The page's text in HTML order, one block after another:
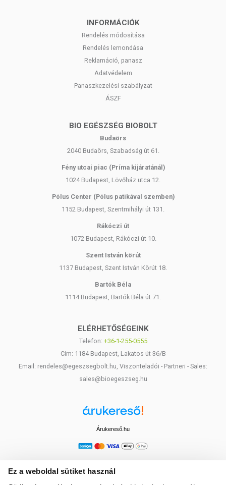
Ez a weboldal sütiket használ
INFORMÁCIÓK
Rendelés módosítása
Rendelés lemondása
Reklamáció, panasz
Adatvédelem
Panaszkezelési szabályzat
ÁSZF
BIO EGÉSZSÉG BIOBOLT
Budaörs
2040 Budaörs, Szabadság út 61.
Fény utcai piac (Príma kijáratánál)
1024 Budapest, Lövőház utca 12.
Pólus Center (Pólus patikával szemben)
1152 Budapest, Szentmihályi út 131.
Rákóczi út
1072 Budapest, Rákóczi út 10.
Szent István körút
1137 Budapest, Szent István Körút 18.
Bartók Béla
1114 Budapest, Bartók Béla út 71.
ELÉRHETŐSÉGEINK
Telefon: +36-1-255-0555
Cím: 1184 Budapest, Lakatos út 36/B
Email: rendeles@egeszsegbolt.hu, Viszonteladói - Partneri - Sales:
sales@bioegeszseg.hu
Árukereső.hu